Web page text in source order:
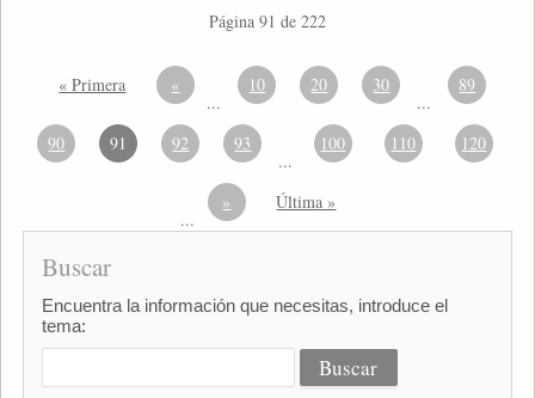
Página 91 de 222
« Primera «
...
10 20 30
...
89
90 91 92 93
...
100 110 120
...
» Última »
Buscar
Encuentra la información que necesitas, introduce el
tema: